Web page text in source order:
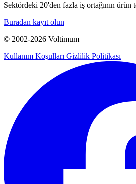
Sektördeki 20'den fazla iş ortağının
Buradan kayıt olun
© 2002-2026 Voltimum
Kullanım Koşulları Gizlilik Politikası